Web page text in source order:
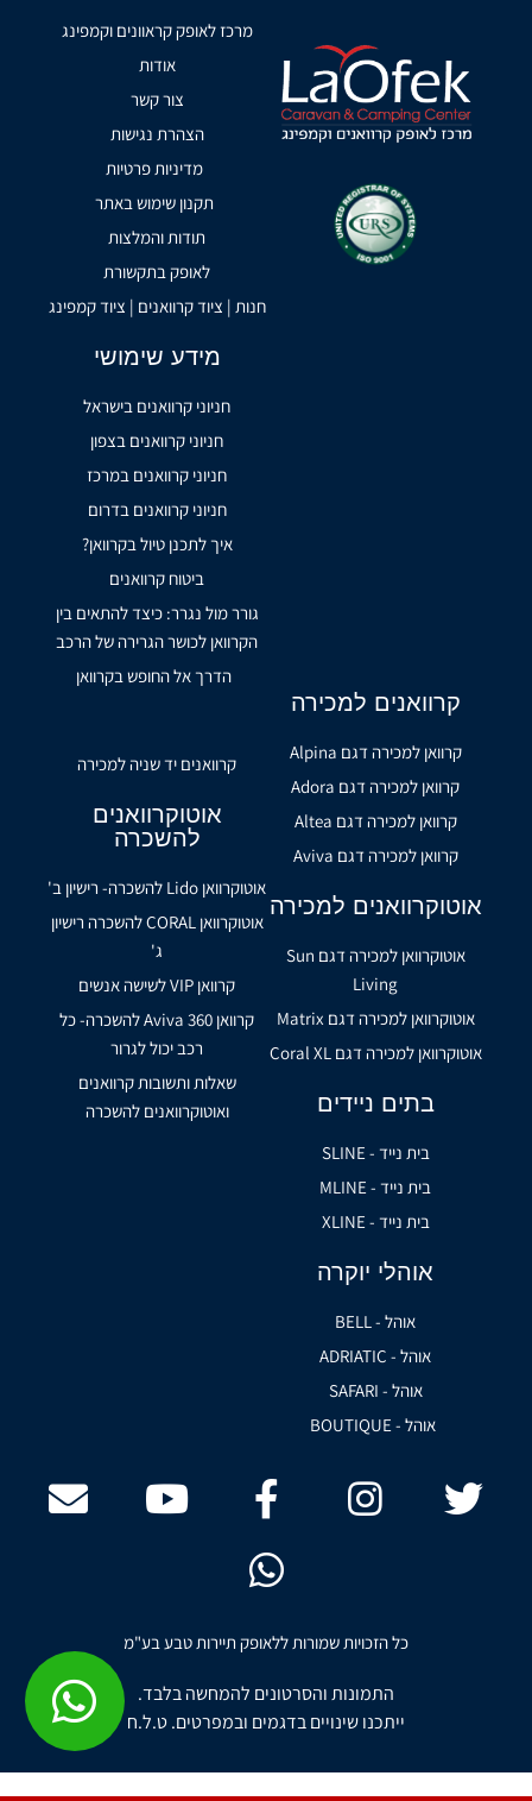
מרכז לאופק קראוונים וקמפינג
אודות
צור קשר
הצהרת נגישות
מדיניות פרטיות
תקנון שימוש באתר
תודות והמלצות
לאופק בתקשורת
חנות | ציוד קרוואנים | ציוד קמפינג
מידע שימושי
חניוני קרוואנים בישראל
חניוני קרוואנים בצפון
חניוני קרוואנים במרכז
חניוני קרוואנים בדרום
איך לתכנן טיול בקרוואן?
ביטוח קרוואנים
גורר מול נגרר: כיצד להתאים בין
הקרוואן לכושר הגרירה של הרכב
הדרך אל החופש בקרוואן
קרוואנים למכירה
קרוואן למכירה דגם Alpina
קרוואן למכירה דגם Adora
קרוואן למכירה דגם Altea
קרוואן למכירה דגם Aviva
אוטוקרוואנים למכירה
אוטוקרוואן למכירה דגם Sun
Living
אוטוקרוואן למכירה דגם Matrix
אוטוקרוואן למכירה דגם Coral XL
בתים ניידים
בית נייד - SLINE
בית נייד - MLINE
בית נייד - XLINE
אוהלי יוקרה
אוהל - BELL
אוהל - ADRIATIC
אוהל - SAFARI
אוהל - BOUTIQUE
קרוואנים יד שניה למכירה
אוטוקרוואנים
להשכרה
אוטוקרוואן Lido להשכרה- רישיון ב'
אוטוקרוואן CORAL להשכרה רישיון
ג'
קרוואן VIP לשישה אנשים
קרוואן Aviva 360 להשכרה- כל
רכב יכול לגרור
שאלות ותשובות קרוואנים
ואוטוקרוואנים להשכרה
כל הזכויות שמורות ללאופק תיירות טבע בע"מ
התמונות והסרטונים להמחשה בלבד.
ייתכנו שינויים בדגמים ובמפרטים. ט.ל.ח